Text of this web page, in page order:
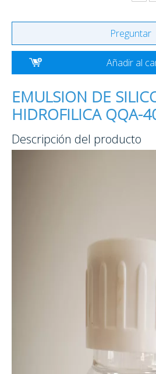
Preguntar
Añadir al
EMULSION DE
HIDROFILICA QQA-
Descripción del producto